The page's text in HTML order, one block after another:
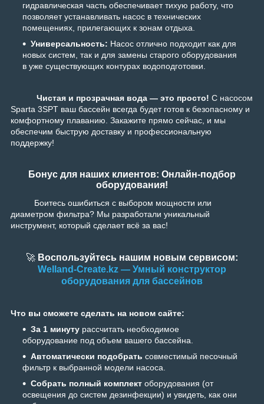
гидравлическая часть обеспечивает тихую работу, что
позволяет устанавливать насос в технических
помещениях, прилегающих к зонам отдыха.
Универсальность: Насос отлично подходит как для
новых систем, так и для замены старого оборудования
в уже существующих контурах водоподготовки.
Чистая и прозрачная вода — это просто! С насосом
Sparta 3SPT ваш бассейн всегда будет готов к безопасному и
комфортному плаванию. Закажите прямо сейчас, и мы
обеспечим быструю доставку и профессиональную
поддержку!
Бонус для наших клиентов: Онлайн-подбор
оборудования!
Боитесь ошибиться с выбором мощности или
диаметром фильтра? Мы разработали уникальный
инструмент, который сделает всё за вас!
🚀 Воспользуйтесь нашим новым сервисом:
Welland-Create.kz — Умный конструктор
оборудования для бассейнов
Что вы сможете сделать на новом сайте:
За 1 минуту рассчитать необходимое
оборудование под объем вашего бассейна.
Автоматически подобрать совместимый песочный
фильтр к выбранной модели насоса.
Собрать полный комплект оборудования (от
освещения до систем дезинфекции) и увидеть, как они